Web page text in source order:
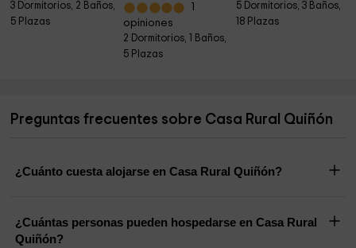
3 Dormitorios, 2 Baños,
5 Plazas
opiniones
2 Dormitorios, 1 Baños,
5 Plazas
5 Dormitorios, 3 Baños,
18 Plazas
Preguntas frecuentes sobre Casa Rural Quiñón
¿Cuánto cuesta alojarse en Casa Rural Quiñón?
¿Cuántas personas pueden hospedarse en Casa Rural
Quiñón?